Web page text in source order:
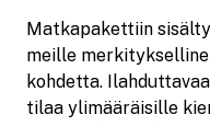
Matkapakettiin
meille
kohdetta.
tilaa ylimääräisille